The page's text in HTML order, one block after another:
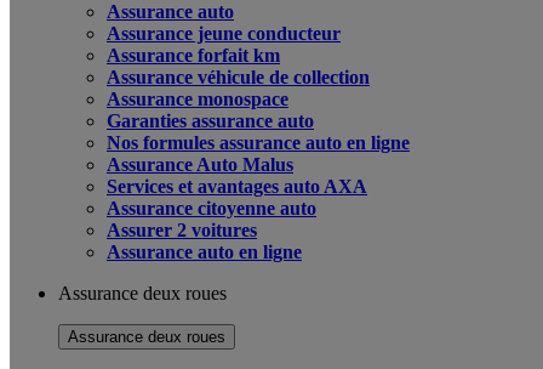
Assurance auto
Assurance jeune conducteur
Assurance forfait km
Assurance véhicule de collection
Assurance monospace
Garanties assurance auto
Nos formules assurance auto en ligne
Assurance Auto Malus
Services et avantages auto AXA
Assurance citoyenne auto
Assurer 2 voitures
Assurance auto en ligne
Assurance deux roues
Assurance deux roues